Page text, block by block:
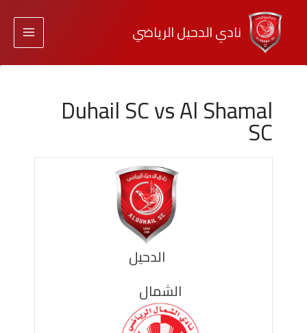
نادي الدحيل الرياضي
Duhail SC vs Al Shamal
SC
الدحيل
الشمال